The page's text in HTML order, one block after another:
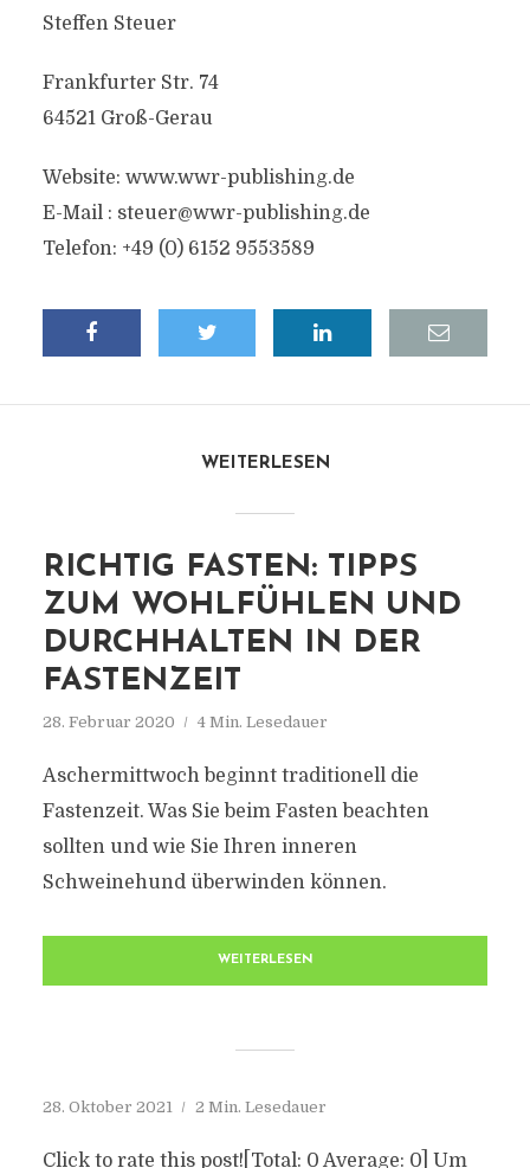
Steffen Steuer
Frankfurter Str. 74
64521 Groß-Gerau
Website: www.wwr-publishing.de
E-Mail : steuer@wwr-publishing.de
Telefon: +49 (0) 6152 9553589
WEITERLESEN
RICHTIG FASTEN: TIPPS
ZUM WOHLFÜHLEN UND
DURCHHALTEN IN DER
FASTENZEIT
28. Februar 2020 4 Min. Lesedauer
Aschermittwoch beginnt traditionell die
Fastenzeit. Was Sie beim Fasten beachten
sollten und wie Sie Ihren inneren
Schweinehund überwinden können.
WEITERLESEN
28. Oktober 2021 2 Min. Lesedauer
Click to rate this post![Total: 0 Average: 0] Um